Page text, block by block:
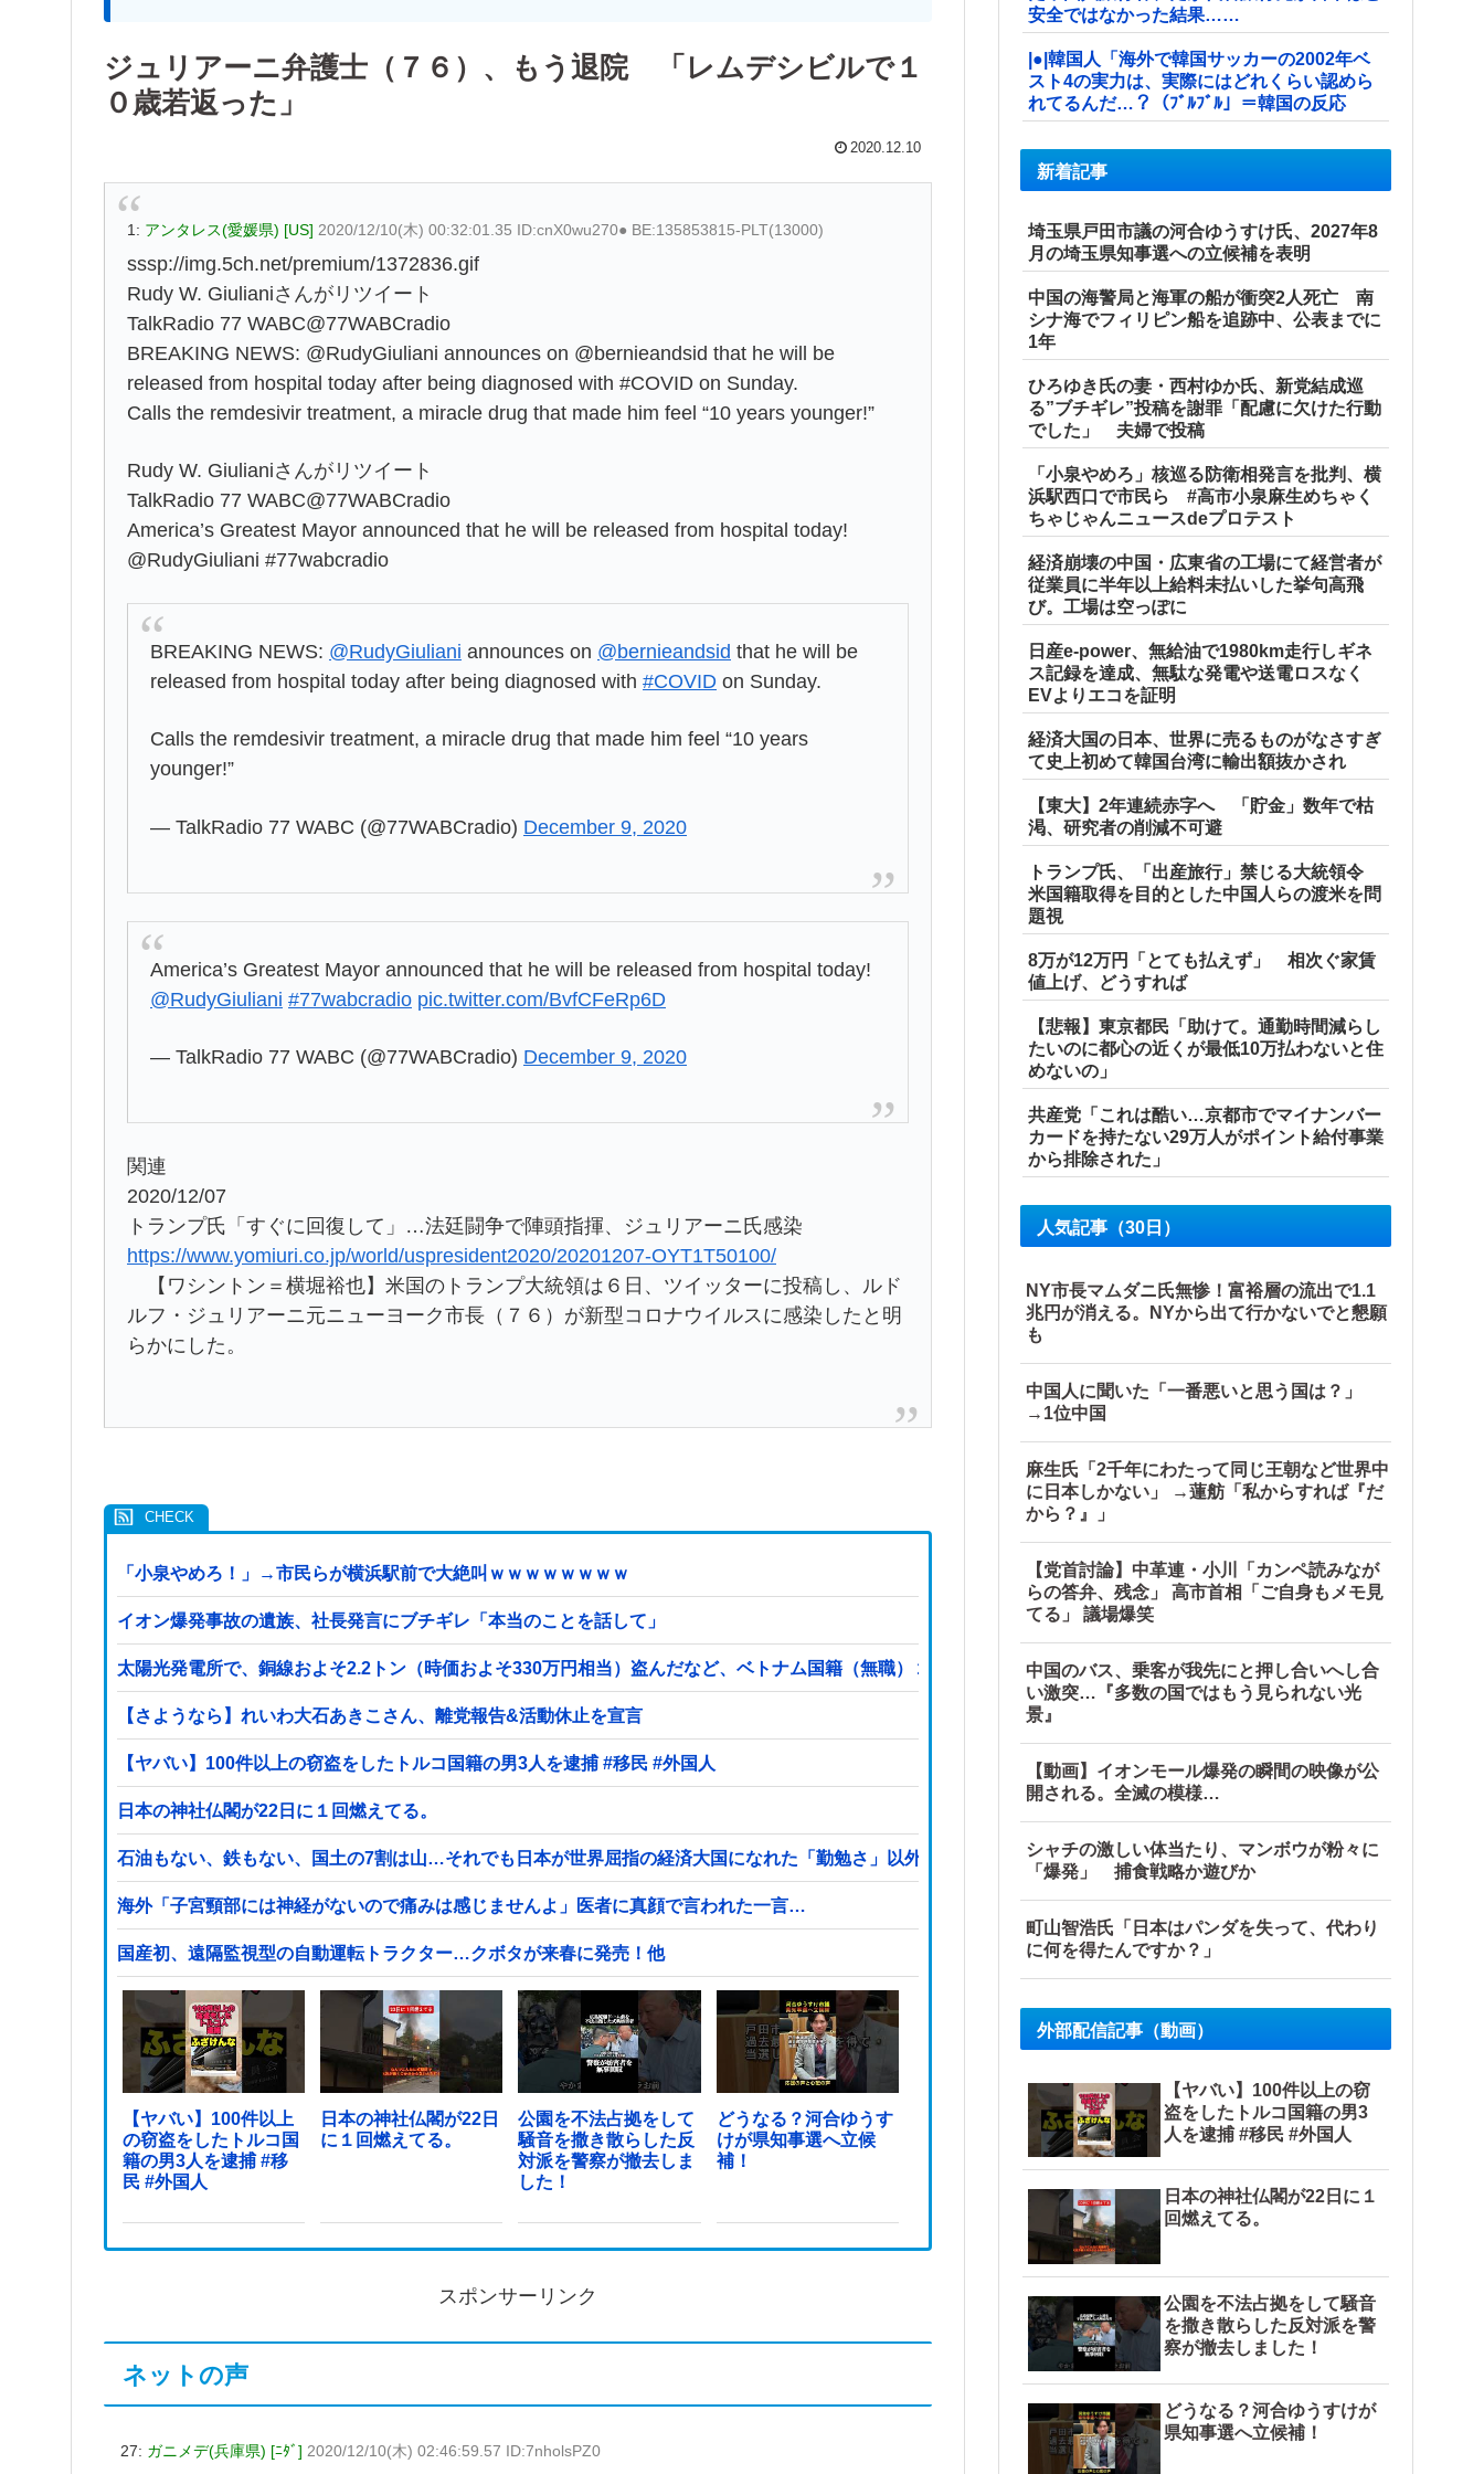
ジュリアーニ弁護士（７６）、もう退院 「レムデシビルで１
０歳若返った」
2020.12.10
1: アンタレス(愛媛県) [US] 2020/12/10(木) 00:32:01.35 ID:cnX0wu270● BE:135853815-PLT(13000)
sssp://img.5ch.net/premium/1372836.gif
Rudy W. Giulianiさんがリツイート
TalkRadio 77 WABC@77WABCradio
BREAKING NEWS: @RudyGiuliani announces on @bernieandsid that he will be
released from hospital today after being diagnosed with #COVID on Sunday.
Calls the remdesivir treatment, a miracle drug that made him feel “10 years younger!”
Rudy W. Giulianiさんがリツイート
TalkRadio 77 WABC@77WABCradio
America’s Greatest Mayor announced that he will be released from hospital today!
@RudyGiuliani #77wabcradio
BREAKING NEWS: @RudyGiuliani announces on @bernieandsid that he will be
released from hospital today after being diagnosed with #COVID on Sunday.
Calls the remdesivir treatment, a miracle drug that made him feel “10 years
younger!”
— TalkRadio 77 WABC (@77WABCradio) December 9, 2020
America’s Greatest Mayor announced that he will be released from hospital today!
@RudyGiuliani #77wabcradio pic.twitter.com/BvfCFeRp6D
— TalkRadio 77 WABC (@77WABCradio) December 9, 2020
関連
2020/12/07
トランプ氏「すぐに回復して」…法廷闘争で陣頭指揮、ジュリアーニ氏感染
https://www.yomiuri.co.jp/world/uspresident2020/20201207-OYT1T50100/
【ワシントン＝横堀裕也】米国のトランプ大統領は６日、ツイッターに投稿し、ルド
ルフ・ジュリアーニ元ニューヨーク市長（７６）が新型コロナウイルスに感染したと明
らかにした。
「小泉やめろ！」→市民らが横浜駅前で大絶叫ｗｗｗｗｗｗｗｗ
イオン爆発事故の遺族、社長発言にブチギレ「本当のことを話して」
太陽光発電所で、銅線およそ2.2トン（時価およそ330万円相当）盗んだなど、ベトナム国籍（無職）２人逮捕、盗まれた銅線の半分はすでに売却 富山で...
【さようなら】れいわ大石あきこさん、離党報告&活動休止を宣言
【ヤバい】100件以上の窃盗をしたトルコ国籍の男3人を逮捕 #移民 #外国人
日本の神社仏閣が22日に１回燃えてる。
石油もない、鉄もない、国土の7割は山…それでも日本が世界屈指の経済大国になれた「勤勉さ」以外の勝因！
海外「子宮頸部には神経がないので痛みは感じませんよ」医者に真顔で言われた一言…
国産初、遠隔監視型の自動運転トラクター…クボタが来春に発売！他
【ヤバい】100件以上
の窃盗をしたトルコ国
籍の男3人を逮捕 #移
民 #外国人
日本の神社仏閣が22日
に１回燃えてる。
公園を不法占拠をして
騒音を撒き散らした反
対派を警察が撤去しま
した！
どうなる？河合ゆうす
けが県知事選へ立候
補！
スポンサーリンク
ネットの声
27: ガニメデ(兵庫県) [ﾆﾀﾞ] 2020/12/10(木) 02:46:59.57 ID:7nholsPZ0
安全ではなかった結果……
|●|韓国人「海外で韓国サッカーの2002年ベ
スト4の実力は、実際にはどれくらい認めら
れてるんだ…？（ﾌﾞﾙﾌﾞﾙ」＝韓国の反応
新着記事
埼玉県戸田市議の河合ゆうすけ氏、2027年8
月の埼玉県知事選への立候補を表明
中国の海警局と海軍の船が衝突2人死亡 南
シナ海でフィリピン船を追跡中、公表までに
1年
ひろゆき氏の妻・西村ゆか氏、新党結成巡
る”ブチギレ”投稿を謝罪「配慮に欠けた行動
でした」 夫婦で投稿
「小泉やめろ」核巡る防衛相発言を批判、横
浜駅西口で市民ら #高市小泉麻生めちゃく
ちゃじゃんニュースdeプロテスト
経済崩壊の中国・広東省の工場にて経営者が
従業員に半年以上給料未払いした挙句高飛
び。工場は空っぽに
日産e-power、無給油で1980km走行しギネ
ス記録を達成、無駄な発電や送電ロスなく
EVよりエコを証明
経済大国の日本、世界に売るものがなさすぎ
て史上初めて韓国台湾に輸出額抜かされ
【東大】2年連続赤字へ 「貯金」数年で枯
渇、研究者の削減不可避
トランプ氏、「出産旅行」禁じる大統領令
米国籍取得を目的とした中国人らの渡米を問
題視
8万が12万円「とても払えず」 相次ぐ家賃
値上げ、どうすれば
【悲報】東京都民「助けて。通勤時間減らし
たいのに都心の近くが最低10万払わないと住
めないの」
共産党「これは酷い…京都市でマイナンバー
カードを持たない29万人がポイント給付事業
から排除された」
人気記事（30日）
NY市長マムダニ氏無惨！富裕層の流出で1.1
兆円が消える。NYから出て行かないでと懇願
も
中国人に聞いた「一番悪いと思う国は？」
→1位中国
麻生氏「2千年にわたって同じ王朝など世界中
に日本しかない」 →蓮舫「私からすれば『だ
から？』」
【党首討論】中革連・小川「カンペ読みなが
らの答弁、残念」 高市首相「ご自身もメモ見
てる」 議場爆笑
中国のバス、乗客が我先にと押し合いへし合
い激突…『多数の国ではもう見られない光
景』
【動画】イオンモール爆発の瞬間の映像が公
開される。全滅の模様…
シャチの激しい体当たり、マンボウが粉々に
「爆発」 捕食戦略か遊びか
町山智浩氏「日本はパンダを失って、代わり
に何を得たんですか？」
外部配信記事（動画）
【ヤバい】100件以上の窃
盗をしたトルコ国籍の男3
人を逮捕 #移民 #外国人
日本の神社仏閣が22日に１
回燃えてる。
公園を不法占拠をして騒音
を撒き散らした反対派を警
察が撤去しました！
どうなる？河合ゆうすけが
県知事選へ立候補！